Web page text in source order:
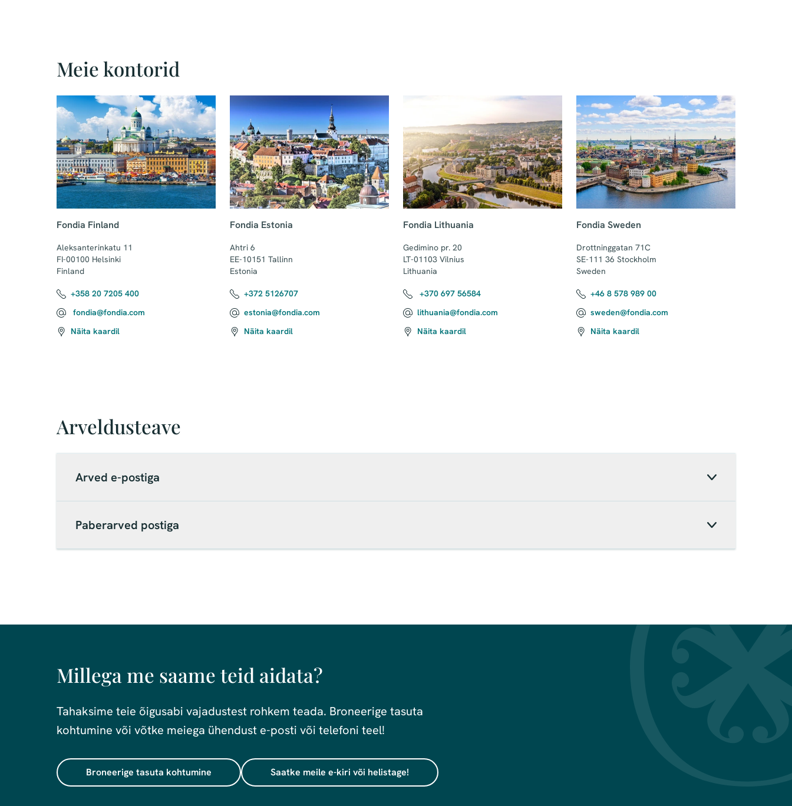
Meie kontorid
Fondia Finland
Aleksanterinkatu 11
FI-00100 Helsinki
Finland
+358 20 7205 400
fondia@fondia.com
Näita kaardil
Fondia Estonia
Ahtri 6
EE-10151 Tallinn
Estonia
+372 5126707
estonia@fondia.com
Näita kaardil
Fondia Lithuania
Gedimino pr. 20
LT-01103 Vilnius
Lithuania
+370 697 56584
lithuania@fondia.com
Näita kaardil
Fondia Sweden
Drottninggatan 71C
SE-111 36 Stockholm
Sweden
+46 8 578 989 00
sweden@fondia.com
Näita kaardil
Arveldusteave
Arved e-postiga
Paberarved postiga
Millega me saame teid aidata?
Tahaksime teie õigusabi vajadustest rohkem teada. Broneerige tasuta
kohtumine või võtke meiega ühendust e-posti või telefoni teel!
Broneerige tasuta kohtumine Saatke meile e-kiri või helistage!